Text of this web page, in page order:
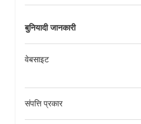
बुनियादी जानकारी
वेबसाइट
संपत्ति प्रकार